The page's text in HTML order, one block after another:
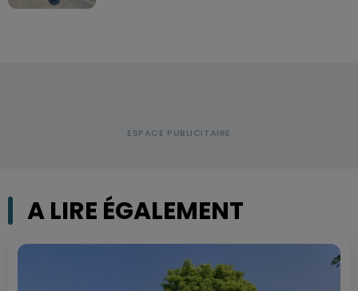
A LIRE ÉGALEMENT